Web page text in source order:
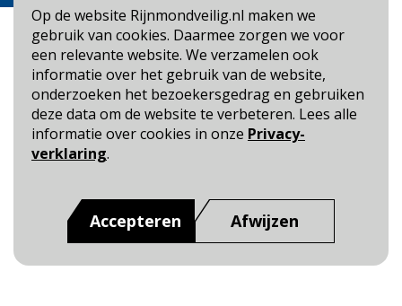
Op de website Rijnmondveilig.nl maken we
gebruik van cookies. Daarmee zorgen we voor
een relevante website. We verzamelen ook
informatie over het gebruik van de website,
onderzoeken het bezoekersgedrag en gebruiken
deze data om de website te verbeteren. Lees alle
informatie over cookies in onze Privacy-
verklaring.
Accepteren Afwijzen
Blijf op de hoogte
Cookie- en Privacybeleid
Dit is een website van
Veiligheidsregio Rotterdam-